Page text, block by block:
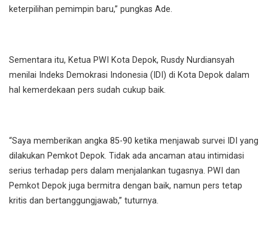
keterpilihan pemimpin baru,” pungkas Ade.
Sementara itu, Ketua PWI Kota Depok, Rusdy Nurdiansyah
menilai Indeks Demokrasi Indonesia (IDI) di Kota Depok dalam
hal kemerdekaan pers sudah cukup baik.
“Saya memberikan angka 85-90 ketika menjawab survei IDI yang
dilakukan Pemkot Depok. Tidak ada ancaman atau intimidasi
serius terhadap pers dalam menjalankan tugasnya. PWI dan
Pemkot Depok juga bermitra dengan baik, namun pers tetap
kritis dan bertanggungjawab,” tuturnya.